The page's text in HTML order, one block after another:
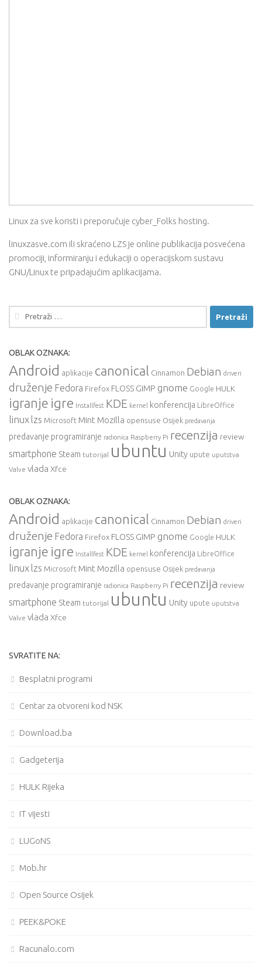
Linux za sve koristi i preporučuje cyber_Folks hosting.
linuxzasve.com ili skraćeno LZS je online publikacija posvećena
promociji, informiranju i edukaciji o operacijskom sustavu
GNU/Linux te pripadajućim aplikacijama.
Pretraži:
OBLAK OZNAKA:
Android aplikacije canonical Cinnamon Debian driveri
druženje Fedora Firefox FLOSS GIMP gnome Google HULK
igranje igre Installfest KDE kernel konferencija LibreOffice
linux lzs Microsoft Mint Mozilla opensuse Osijek predavanja
predavanje programiranje radionica Raspberry Pi recenzija review
smartphone Steam tutorijal ubuntu Unity upute uputstva
Valve vlada Xfce
OBLAK OZNAKA:
Android aplikacije canonical Cinnamon Debian driveri
druženje Fedora Firefox FLOSS GIMP gnome Google HULK
igranje igre Installfest KDE kernel konferencija LibreOffice
linux lzs Microsoft Mint Mozilla opensuse Osijek predavanja
predavanje programiranje radionica Raspberry Pi recenzija review
smartphone Steam tutorijal ubuntu Unity upute uputstva
Valve vlada Xfce
SVRATITE NA:
Besplatni programi
Centar za otvoreni kod NSK
Download.ba
Gadgeterija
HULK Rijeka
IT vijesti
LUGoNS
Mob.hr
Open Source Osijek
PEEK&POKE
Racunalo.com